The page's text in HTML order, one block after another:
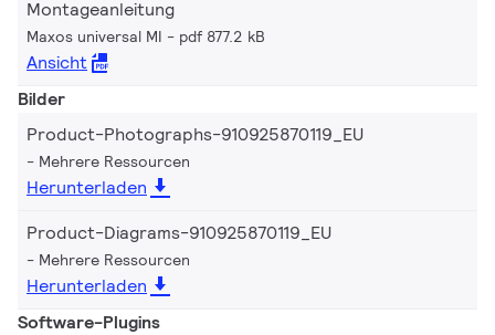
Montageanleitung
Maxos universal MI pdf 877.2 kB
Ansicht
Bilder
Product-Photographs-910925870119_EU
Mehrere Ressourcen
Herunterladen
Product-Diagrams-910925870119_EU
Mehrere Ressourcen
Herunterladen
Software-Plugins